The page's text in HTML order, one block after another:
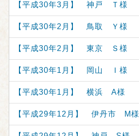
【平成30年3月】 神戸 Ｔ様
【平成30年2月】 鳥取 Ｙ様
【平成30年2月】 東京 Ｓ様
【平成30年1月】 岡山 Ｉ様
【平成30年1月】 横浜 A様
【平成29年12月】 伊丹市 M様